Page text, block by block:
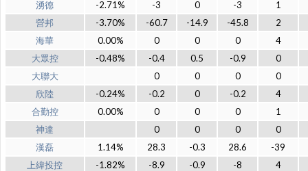
湧德
-2.71% -3 0 -3
1
營邦
-3.70% -60.7 -14.9 -45.8
2
海華
0.00% 0 0 0
4
大眾控
-0.48% -0.4 0.5 -0.9
0
大聯大
0 0 0
0
欣陸
-0.24% -0.2 0 -0.2
4
合勤控
0.00% 0 0 0
1
神達
0 0 0
0
漢磊
1.14% 28.3 -0.3 28.6
-39
上緯投控
-1.82% -8.9 -0.9 -8
4